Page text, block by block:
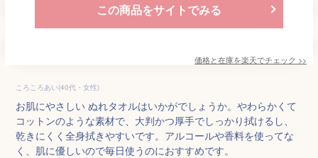
この商品をサイトでみる
価格と在庫を楽天でチェック >>
ころころあい(40代・女性)
お肌にやさしい ぬれタオルはいかがでしょうか。やわらかくて
コットンのような素材で、大判かつ厚手でしっかり拭けるし、
乾きにくく全身拭きやすいです。アルコールや香料を使ってな
く、肌に優しいので毎日使うのにおすすめです。